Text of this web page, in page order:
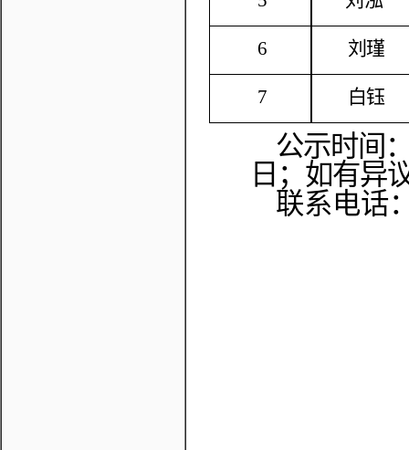
6 刘瑾
7 白钰
公示时间
日 ；如有异
联系电话